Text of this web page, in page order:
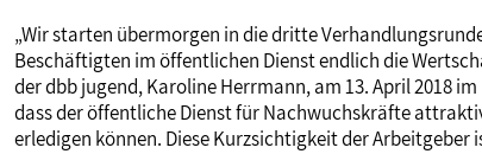
„Wir starten übermorgen in die dritte
Beschäftigten im öffentlichen Dienst endlich die
der dbb jugend, Karoline Herrmann, am 13. April 2018
dass der öffentliche Dienst für Nachwuchskräfte
erledigen können. Diese Kurzsichtigkeit der